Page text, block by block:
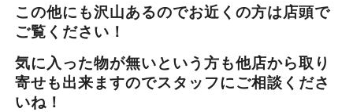
この他にも沢山あるのでお近くの方は店頭で
ご覧ください！
気に入った物が無いという方も他店から取り
寄せも出来ますのでスタッフにご相談くださ
いね！